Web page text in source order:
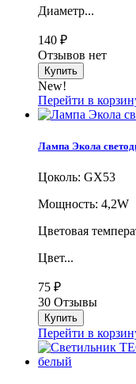
Диаметр...
140 ₽
Отзывов нет
New!
Перейти в
Лампа Экола
Цоколь: GX53
Мощность: 4,2W
Цветовая
Цвет...
75 ₽
30 Отзывы
Перейти в